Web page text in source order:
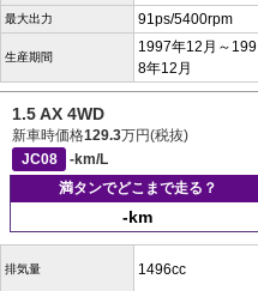
最大出力 91ps/5400rpm
生産期間
1997年12月～199
8年12月
1.5 AX 4WD
新車時価格129.3万円(税抜)
JC08
-km/L
満タンでどこまで走る？
-km
排気量 1496cc